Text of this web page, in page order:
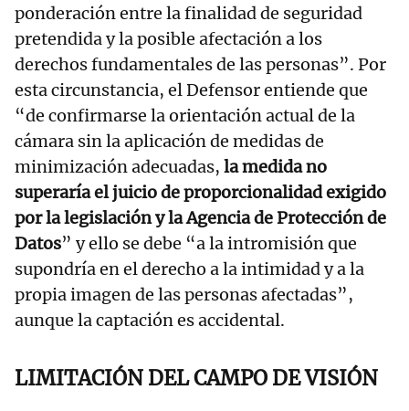
ponderación entre la finalidad de seguridad
pretendida y la posible afectación a los
derechos fundamentales de las personas”. Por
esta circunstancia, el Defensor entiende que
“de confirmarse la orientación actual de la
cámara sin la aplicación de medidas de
minimización adecuadas, la medida no
superaría el juicio de proporcionalidad exigido
por la legislación y la Agencia de Protección de
Datos” y ello se debe “a la intromisión que
supondría en el derecho a la intimidad y a la
propia imagen de las personas afectadas”,
aunque la captación es accidental.
LIMITACIÓN DEL CAMPO DE VISIÓN